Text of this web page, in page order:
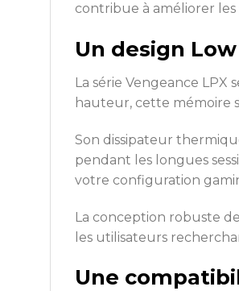
contribue à améliorer
Un design
La série Vengeance
hauteur, cette mémoire
Son dissipateur
pendant les longues
votre configuration
La conception robuste
les utilisateurs
Une